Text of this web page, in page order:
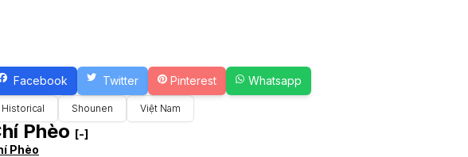
Facebook Twitter Pinterest Whatsapp
Historical Shounen Việt Nam
Phèo [-]
Phèo